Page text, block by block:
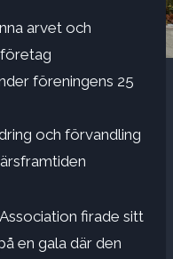
arvet och
föreningens 25
och förvandling
firade sitt
en gala där den